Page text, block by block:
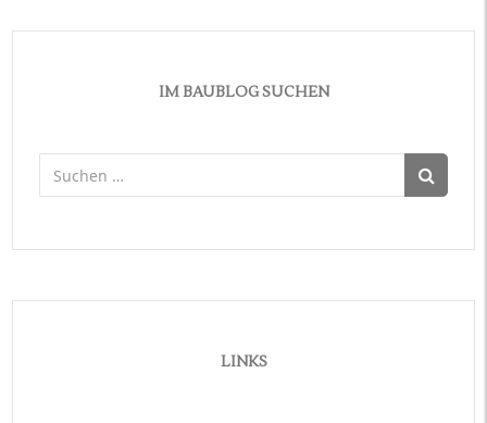
IM BAUBLOG SUCHEN
nach:
LINKS